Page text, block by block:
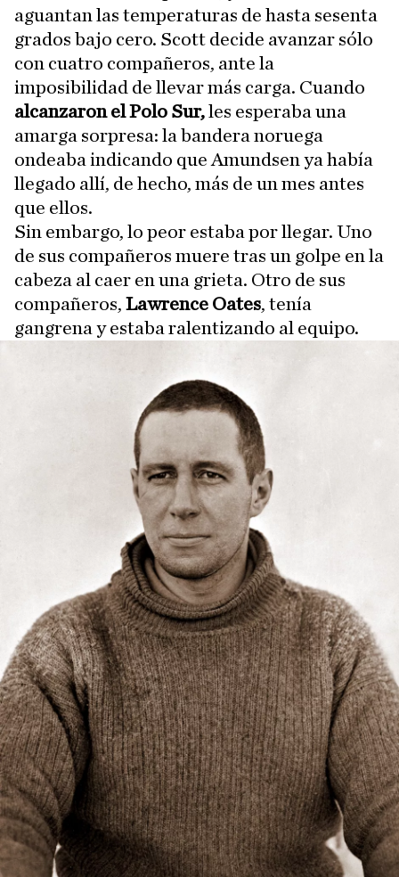
aguantan las temperaturas de hasta sesenta
grados bajo cero. Scott decide avanzar sólo
con cuatro compañeros, ante la
imposibilidad de llevar más carga. Cuando
alcanzaron el Polo Sur,les esperaba una
amarga sorpresa: la bandera noruega
ondeaba indicando que Amundsen ya había
llegado allí, de hecho, más de un mes antes
que ellos.
Sin embargo, lo peor estaba por llegar. Uno
de sus compañeros muere tras un golpe en la
cabeza al caer en una grieta. Otro de sus
compañeros, Lawrence Oates, tenía
gangrena y estaba ralentizando al equipo.